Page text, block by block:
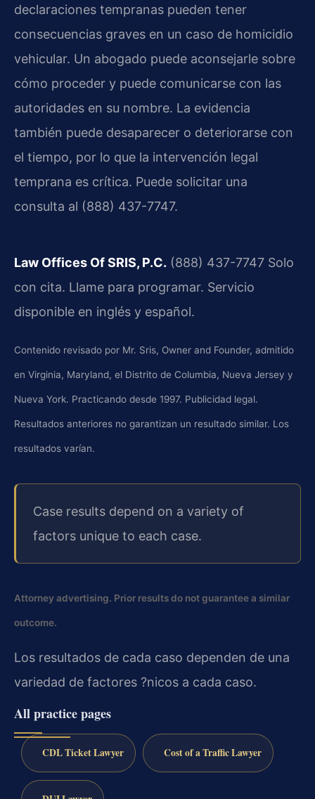
declaraciones tempranas pueden tener
consecuencias graves en un caso de homicidio
vehicular. Un abogado puede aconsejarle sobre
cómo proceder y puede comunicarse con las
autoridades en su nombre. La evidencia
también puede desaparecer o deteriorarse con
el tiempo, por lo que la intervención legal
temprana es crítica. Puede solicitar una
consulta al (888) 437-7747.
Law Offices Of SRIS, P.C. (888) 437-7747 Solo
con cita. Llame para programar. Servicio
disponible en inglés y español.
Contenido revisado por Mr. Sris, Owner and Founder, admitido
en Virginia, Maryland, el Distrito de Columbia, Nueva Jersey y
Nueva York. Practicando desde 1997. Publicidad legal.
Resultados anteriores no garantizan un resultado similar. Los
resultados varían.
Case results depend on a variety of
factors unique to each case.
Attorney advertising. Prior results do not guarantee a similar
outcome.
Los resultados de cada caso dependen de una
variedad de factores ?nicos a cada caso.
All practice pages
CDL Ticket Lawyer Cost of a Traffic Lawyer